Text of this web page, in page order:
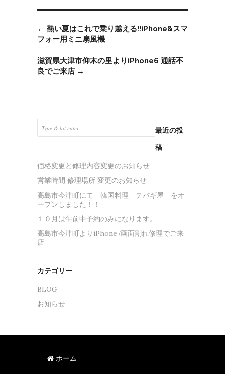
← 熱い夏はこれで乗り越える!!iPhone&スマ
フォー用ミニ扇風機
滋賀県大津市仰木の里よりiPhone6 通話不
良でご来店 →
最近の投
稿
価格変更と修理内容変更のお知らせ
営業時間 修理場所 変更のお知らせ
高島市今津町にて 韓国料理 テバギ屋 をオ
ープンしました！！
１０月は午前中予約のみになります。
高島市今津町よりiPhone7画面割れ修理でご来
店
カテゴリー
BLOG
お知らせ
ホーム